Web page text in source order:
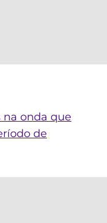
na onda que
de